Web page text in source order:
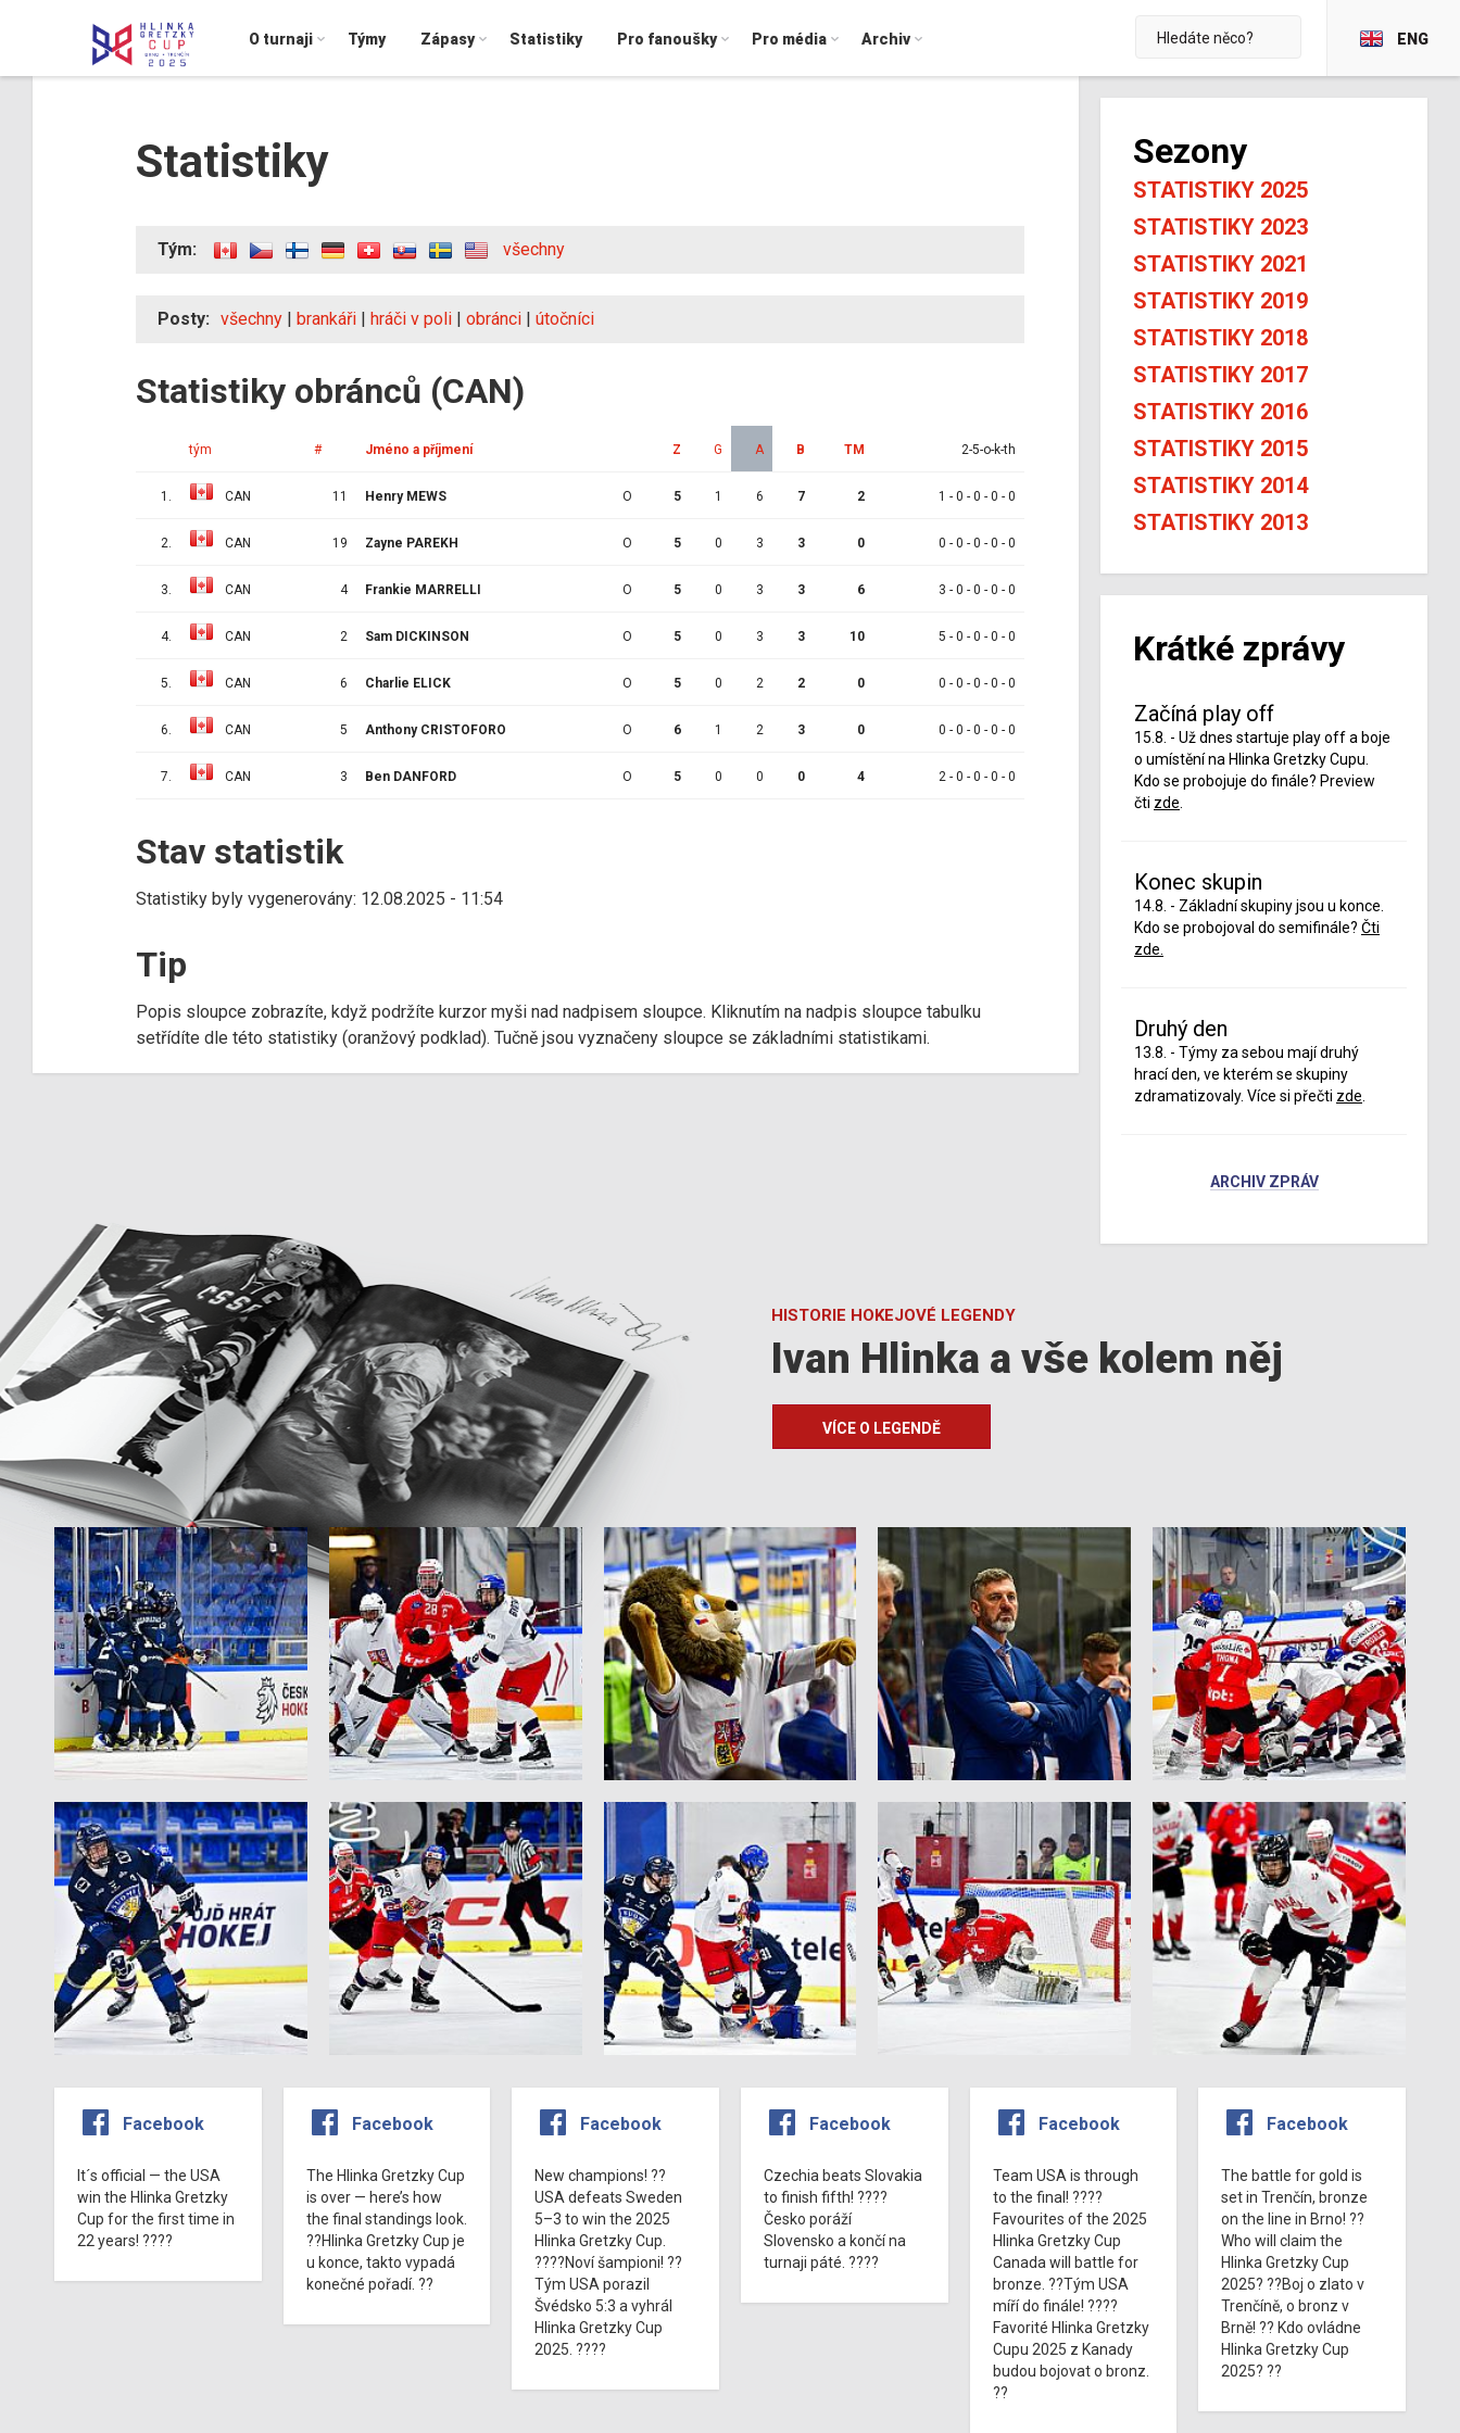
O turnaji Týmy Zápasy Statistiky Pro fanoušky Pro média Archiv ENG
Statistiky
Tým: všechny
Posty: všechny | brankáři | hráči v poli | obránci | útočníci
Statistiky obránců (CAN)
tým # Jméno a příjmení Z G A B TM 2-5-o-k-th
1. CAN 11 Henry MEWS O 5 1 6 7 2 1 - 0 - 0 - 0 - 0
2. CAN 19 Zayne PAREKH O 5 0 3 3 0 0 - 0 - 0 - 0 - 0
3. CAN 4 Frankie MARRELLI O 5 0 3 3 6 3 - 0 - 0 - 0 - 0
4. CAN 2 Sam DICKINSON O 5 0 3 3 10 5 - 0 - 0 - 0 - 0
5. CAN 6 Charlie ELICK O 5 0 2 2 0 0 - 0 - 0 - 0 - 0
6. CAN 5 Anthony CRISTOFORO O 6 1 2 3 0 0 - 0 - 0 - 0 - 0
7. CAN 3 Ben DANFORD O 5 0 0 0 4 2 - 0 - 0 - 0 - 0
Stav statistik
Statistiky byly vygenerovány: 12.08.2025 - 11:54
Tip
Popis sloupce zobrazíte, když podržíte kurzor myši nad nadpisem sloupce. Kliknutím na nadpis sloupce tabulku
setřídíte dle této statistiky (oranžový podklad). Tučně jsou vyznačeny sloupce se základními statistikami.
Sezony
STATISTIKY 2025
STATISTIKY 2023
STATISTIKY 2021
STATISTIKY 2019
STATISTIKY 2018
STATISTIKY 2017
STATISTIKY 2016
STATISTIKY 2015
STATISTIKY 2014
STATISTIKY 2013
Krátké zprávy
Začíná play off
15.8. - Už dnes startuje play off a boje
o umístění na Hlinka Gretzky Cupu.
Kdo se probojuje do finále? Preview
čti zde
Konec skupin
14.8. - Základní skupiny jsou u konce.
Kdo se probojoval do semifinále? Čti
zde.
Druhý den
13.8. - Týmy za sebou mají druhý
hrací den, ve kterém se skupiny
zdramatizovaly. Více si přečti zde
ARCHIV ZPRÁV
HISTORIE HOKEJOVÉ LEGENDY
Ivan Hlinka a vše kolem něj
VÍCE O LEGENDĚ
Facebook
It´s official — the USA
win the Hlinka Gretzky
Cup for the first time in
22 years! ????
Facebook
The Hlinka Gretzky Cup
is over — here’s how
the final standings look.
??Hlinka Gretzky Cup je
u konce, takto vypadá
konečné pořadí. ??
Facebook
New champions! ??
USA defeats Sweden
5–3 to win the 2025
Hlinka Gretzky Cup.
????Noví šampioni! ??
Tým USA porazil
Švédsko 5:3 a vyhrál
Hlinka Gretzky Cup
2025. ????
Facebook
Czechia beats Slovakia
to finish fifth! ????
Česko poráží
Slovensko a končí na
turnaji páté. ????
Facebook
Team USA is through
to the final! ????
Favourites of the 2025
Hlinka Gretzky Cup
Canada will battle for
bronze. ??Tým USA
míří do finále! ????
Favorité Hlinka Gretzky
Cupu 2025 z Kanady
budou bojovat o bronz.
??
Facebook
The battle for gold is
set in Trenčín, bronze
on the line in Brno! ??
Who will claim the
Hlinka Gretzky Cup
2025? ??Boj o zlato v
Trenčíně, o bronz v
Brně! ?? Kdo ovládne
Hlinka Gretzky Cup
2025? ??